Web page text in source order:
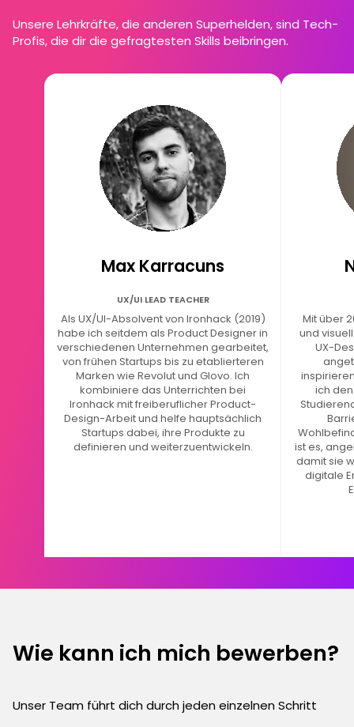
Unsere Lehrkräfte, die anderen Superhelden, sind Tech-
Profis, die dir die gefragtesten Skills beibringen.
Max Karracuns
UX/UI LEAD TEACHER
Als UX/UI-Absolvent von Ironhack (2019)
habe ich seitdem als Product Designer in
verschiedenen Unternehmen gearbeitet,
von frühen Startups bis zu etablierteren
Marken wie Revolut und Glovo. Ich
kombiniere das Unterrichten bei
Ironhack mit freiberuflicher Product-
Design-Arbeit und helfe hauptsächlich
Startups dabei, ihre Produkte zu
definieren und weiterzuentwickeln.
Mit über
und
UX-
ich
ist es,
damit sie
digitale
Wie kann ich mich bewerben?
Unser Team führt dich durch jeden einzelnen Schritt